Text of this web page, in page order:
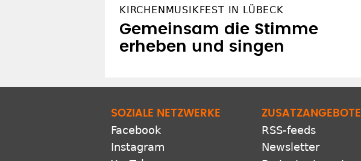
KIRCHENMUSIKFEST IN LÜBECK
Gemeinsam die Stimme
erheben und singen
SOZIALE NETZWERKE
Facebook
Instagram
ZUSATZANGEBOTE
RSS-feeds
Newsletter